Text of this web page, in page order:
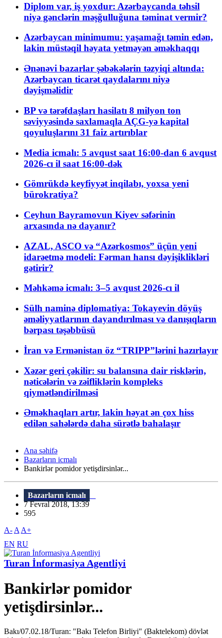
Diplom var, iş yoxdur: Azərbaycanda təhsil
niyə gənclərin məşğulluğuna təminat vermir?
Azərbaycan minimumu: yaşamağı təmin edən,
lakin müstəqil həyata yetməyən əməkhaqqı
Ənənəvi bazarlar şəbəkələrin təzyiqi altında:
Azərbaycan ticarət qaydalarını niyə
dəyişməlidir
BP və tərəfdaşları hasilatı 8 milyon ton
səviyyəsində saxlamaqla AÇG-yə kapital
qoyuluşlarını 31 faiz artırıblar
Media icmalı: 5 avqust saat 16:00-dan 6 avqust
2026-cı il saat 16:00-dək
Gömrükdə keyfiyyət inqilabı, yoxsa yeni
bürokratiya?
Ceyhun Bayramovun Kiyev səfərinin
arxasında nə dayanır?
AZAL, ASCO və “Azərkosmos” üçün yeni
idarəetmə modeli: Fərman hansı dəyişiklikləri
gətirir?
Məhkəmə icmalı: 3–5 avqust 2026-cı il
Sülh naminə diplomatiya: Tokayevin döyüş
əməliyyatlarının dayandırılması və danışıqların
bərpası təşəbbüsü
İran və Ermənistan öz “TRIPP”lərini hazırlayır
Xəzər geri çəkilir: su balansına dair risklərin,
nəticələrin və zəifliklərin kompleks
qiymətləndirilməsi
Əməkhaqları artır, lakin həyat ən çox hiss
edilən sahələrdə daha sürətlə bahalaşır
Ana səhifə
Bazarların icmalı
Bankirlər pomidor yetişdirsinlər...
Bazarların icmalı
7 Fevral 2018, 13:39
595
A- A A+
EN RU
Turan İnformasiya Agentliyi
Bankirlər pomidor
yetişdirsinlər...
Bakı/07.02.18/Turan: "Bakı Telefon Birliyi" (Baktelekom) dövlət